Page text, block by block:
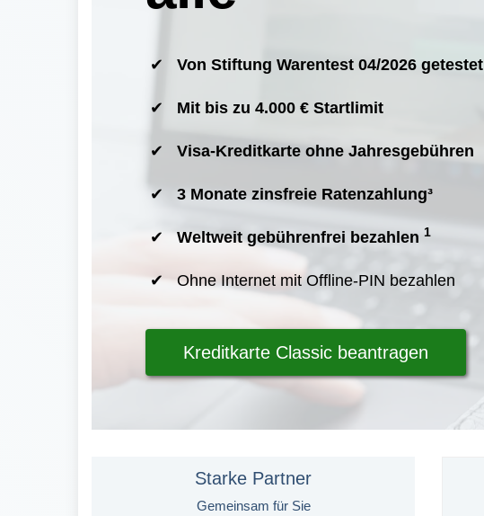
Von Stiftung Warentest 04/2026 getestet
Mit bis zu 4.000 € Startlimit
Visa-Kreditkarte ohne Jahresgebühren
3 Monate zinsfreie Ratenzahlung³
Weltweit gebührenfrei bezahlen 1
Ohne Internet mit Offline-PIN bezahlen
Kreditkarte Classic beantragen
Starke Partner
Gemeinsam für Sie